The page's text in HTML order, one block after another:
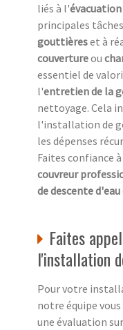
liés à l'évacuation
principales
gouttièreset à
couvertureou
essentiel de
l'entretien de la
nettoyage. Cela
l'installation de
les dépenses
Faites confiance
couvreur
de descente
Faites
l'installation
Pour votre
notre équipe
une évaluation